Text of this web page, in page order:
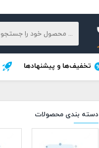
تخفیف‌ها و پیشنهادها
دسته بندی محصولات